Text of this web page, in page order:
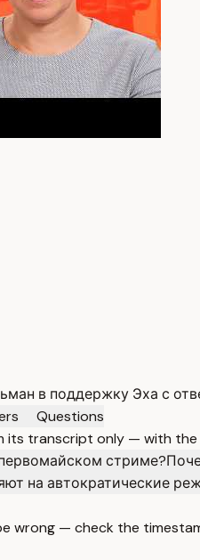
в поддержку Эха с
Questions
its transcript only — with
стриме?
на автократические
wrong — check the